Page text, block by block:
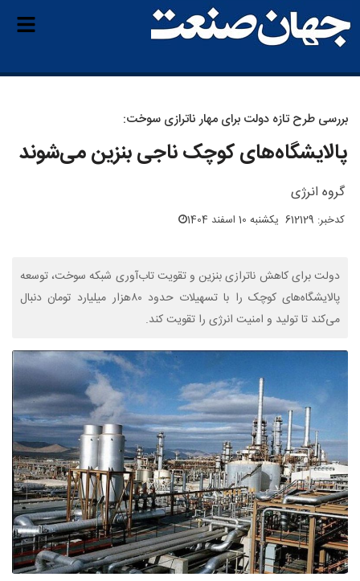
بررسی طرح تازه دولت برای مهار ناترازی سوخت:
پالایشگاه‌های کوچک ناجی بنزین می‌شوند
گروه انرژی
کدخبر: 612129 یکشنبه 10 اسفند 1404
دولت برای کاهش ناترازی بنزین و تقویت تاب‌آوری شبکه سوخت، توسعه
پالایشگاه‌های کوچک را با تسهیلات حدود ۸۰هزار میلیارد تومان دنبال
می‌کند تا تولید و امنیت انرژی را تقویت کند.